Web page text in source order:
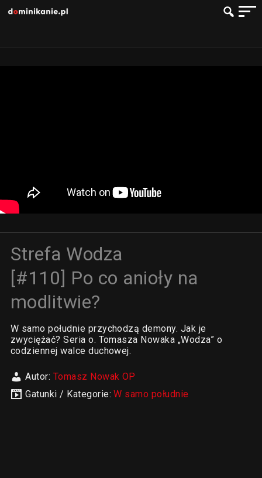
Strefa Wodza
[#110] Po co anioły na
modlitwie?
W samo południe przychodzą demony. Jak je
zwyciężać? Seria o. Tomasza Nowaka „Wodza” o
codziennej walce duchowej.
Autor: Tomasz Nowak OP
Gatunki / Kategorie:W samo południe